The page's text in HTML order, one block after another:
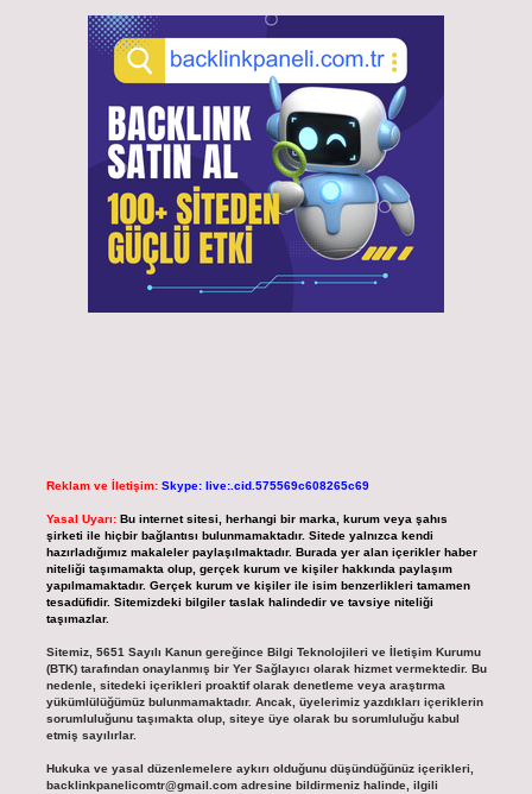
Reklam ve İletişim: Skype: live:.cid.575569c608265c69
Yasal Uyarı: Bu internet sitesi, herhangi bir marka, kurum veya şahıs
şirketi ile hiçbir bağlantısı bulunmamaktadır. Sitede yalnızca kendi
hazırladığımız makaleler paylaşılmaktadır. Burada yer alan içerikler haber
niteliği taşımamakta olup, gerçek kurum ve kişiler hakkında paylaşım
yapılmamaktadır. Gerçek kurum ve kişiler ile isim benzerlikleri tamamen
tesadüfidir. Sitemizdeki bilgiler taslak halindedir ve tavsiye niteliği
taşımazlar.
Sitemiz, 5651 Sayılı Kanun gereğince Bilgi Teknolojileri ve İletişim Kurumu
(BTK) tarafından onaylanmış bir Yer Sağlayıcı olarak hizmet vermektedir. Bu
nedenle, sitedeki içerikleri proaktif olarak denetleme veya araştırma
yükümlülüğümüz bulunmamaktadır. Ancak, üyelerimiz yazdıkları içeriklerin
sorumluluğunu taşımakta olup, siteye üye olarak bu sorumluluğu kabul
etmiş sayılırlar.
Hukuka ve yasal düzenlemelere aykırı olduğunu düşündüğünüz içerikleri,
backlinkpanelicomtr@gmail.comadresine bildirmeniz halinde, ilgili